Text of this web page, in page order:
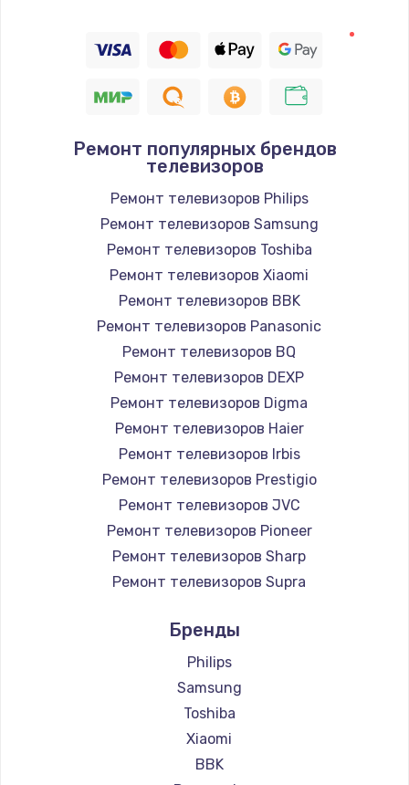
Восстановление цепи питания, пайка
Заказать
Программный ремонт/прошивка
Замена Bluetooth/Wi-Fi модуля
Заказать
Замена картридера
890 руб.
Заказать
Замена микросхемы NFC
1100 руб.
Заказать
Замена шим-контроллера
Заказать
Настройка Wi-Fi
1030 руб.
Заказать
Ремонт популярных брендов
телевизоров
Ремонт телевизоров Philips
Ремонт телевизоров Samsung
Ремонт телевизоров Toshiba
Ремонт телевизоров Xiaomi
Ремонт телевизоров BBK
Ремонт телевизоров Panasonic
Ремонт телевизоров BQ
Ремонт телевизоров DEXP
Ремонт телевизоров Digma
Ремонт телевизоров Haier
Ремонт телевизоров Irbis
Ремонт телевизоров Prestigio
Ремонт телевизоров JVC
Ремонт телевизоров Pioneer
Ремонт телевизоров Sharp
Ремонт телевизоров Supra
Ремонт телевизоров Hisense
Ремонт телевизоров Daewoo
Ремонт телевизоров Centek
Ремонт телевизоров Telefunken
Ремонт телевизоров Hyundai
Ремонт телевизоров Doffler
Бренды
Philips
Samsung
Toshiba
Xiaomi
BBK